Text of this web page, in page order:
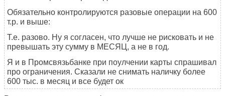
Обязательно контролируются разовые операции на 600
т.р. и выше:
Т.е. разово. Ну я согласен, что лучше не рисковать и не
превышать эту сумму в МЕСЯЦ, а не в год.
Я и в Промсвязьбанке при поулчении карты спрашивал
про ограничения. Сказали не снимать наличку более
600 тыс. в месяц и все будет ок